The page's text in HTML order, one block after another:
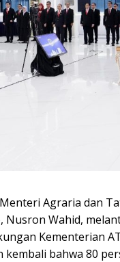
Agraria dan
Nusron Wahid,
Kementerian
bahwa 80